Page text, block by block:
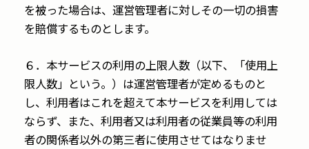
を被った場合は、運営管理者に対しその一切の損害
を賠償するものとします。
６．本サービスの利用の上限人数（以下、「使用上
限人数」という。）は運営管理者が定めるものと
し、利用者はこれを超えて本サービスを利用しては
ならず、また、利用者又は利用者の従業員等の利用
者の関係者以外の第三者に使用させてはなりませ